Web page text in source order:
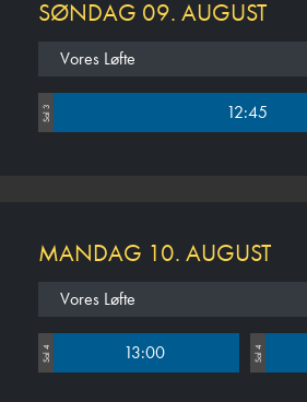
SØNDAG 09. AUGUST
Vores Løfte
Sal 3 12:45
MANDAG 10. AUGUST
Vores Løfte
Sal 4 13:00 Sal 4